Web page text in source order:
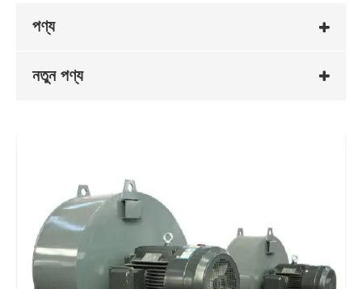
পণ্য
নতুন পণ্য